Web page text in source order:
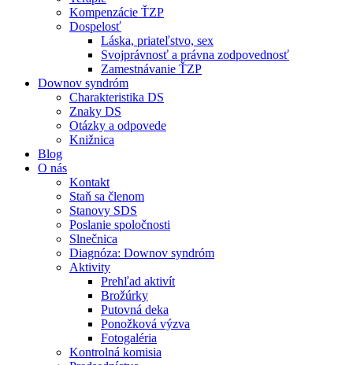
Kompenzácie ŤZP
Dospelosť
Láska, priateľstvo, sex
Svojprávnosť a právna zodpovednosť
Zamestnávanie ŤZP
Downov syndróm
Charakteristika DS
Znaky DS
Otázky a odpovede
Knižnica
Blog
O nás
Kontakt
Staň sa členom
Stanovy SDS
Poslanie spoločnosti
Slnečnica
Diagnóza: Downov syndróm
Aktivity
Prehľad aktivít
Brožúrky
Putovná deka
Ponožková výzva
Fotogaléria
Kontrolná komisia